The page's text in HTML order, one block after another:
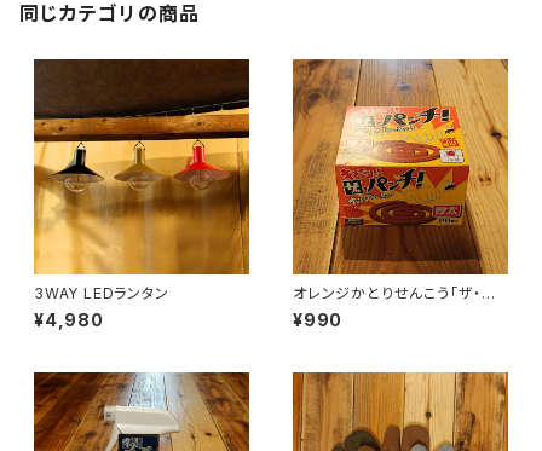
同じカテゴリの商品
3WAY LEDランタン
¥4,980
オレンジかとりせんこう「ザ・パ
ンチ」
¥990